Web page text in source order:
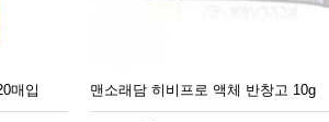
매입 맨소래담 히비프로 액체 반창고 10g